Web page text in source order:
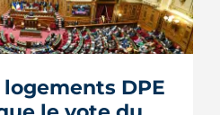
du Breil-
parking, est en
D'ici décembre,
au profit d'Aimée
et résistante.
DPE